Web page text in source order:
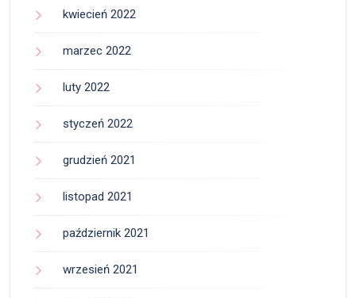
kwiecień 2022
marzec 2022
luty 2022
styczeń 2022
grudzień 2021
listopad 2021
październik 2021
wrzesień 2021